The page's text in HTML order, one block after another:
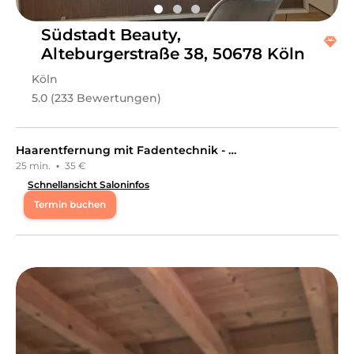
Südstadt Beauty,
Alteburgerstraße 38, 50678 Köln
Köln
5.0 (233 Bewertungen)
Haarentfernung mit Fadentechnik - Gesicht komplett
25 min. · 35 €
Schnellansicht Saloninfos
Termin buchen
Mo 10:00 - 19:00
Di
Mi 10:00 - 19:00